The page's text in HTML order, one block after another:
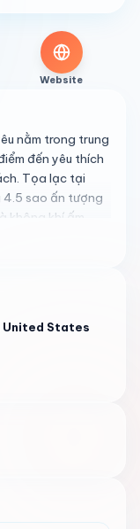
Website
nằm trong trung
đến yêu thích
Tọa lạc tại
4.5 sao ấn tượng
không khí ấm
quán cà phê
món ăn đặc
hàng đặc
từ
nhiều lần.
với các đồ uống
espresso, là lựa
ra, cannoli
kiểu Ý, làm cho
thu hút lớn, với
United States